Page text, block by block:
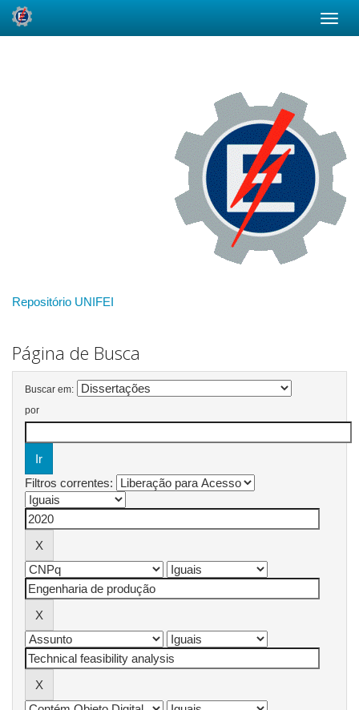
Repositório UNIFEI
Página de Busca
Buscar em:
por
Filtros correntes: